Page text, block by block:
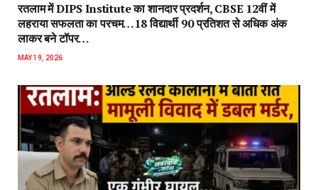
रतलाम में DIPS Institute का शानदार प्रदर्शन, CBSE 12वीं में
लहराया सफलता का परचम…18 विद्यार्थी 90 प्रतिशत से अधिक अंक
लाकर बने टॉपर…
MAY 19, 2026